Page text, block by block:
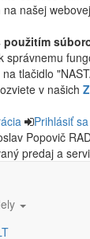
na našej
použitím
správnemu
tlačidlo
v našich
Prihlásiť sa
Popovič
predaj a